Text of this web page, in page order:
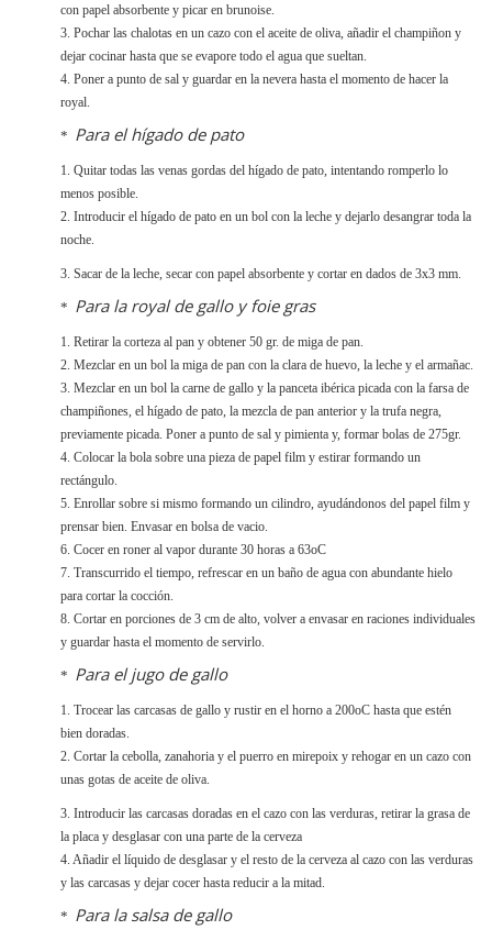
con papel absorbente y picar en brunoise.
3. Pochar las chalotas en un cazo con el aceite de oliva, añadir el champiñon y
dejar cocinar hasta que se evapore todo el agua que sueltan.
4. Poner a punto de sal y guardar en la nevera hasta el momento de hacer la
royal.
* Para el hígado de pato
1. Quitar todas las venas gordas del hígado de pato, intentando romperlo lo
menos posible.
2. Introducir el hígado de pato en un bol con la leche y dejarlo desangrar toda la
noche.
3. Sacar de la leche, secar con papel absorbente y cortar en dados de 3x3 mm.
* Para la royal de gallo y foie gras
1. Retirar la corteza al pan y obtener 50 gr. de miga de pan.
2. Mezclar en un bol la miga de pan con la clara de huevo, la leche y el armañac.
3. Mezclar en un bol la carne de gallo y la panceta ibérica picada con la farsa de
champiñones, el hígado de pato, la mezcla de pan anterior y la trufa negra,
previamente picada. Poner a punto de sal y pimienta y, formar bolas de 275gr.
4. Colocar la bola sobre una pieza de papel film y estirar formando un
rectángulo.
5. Enrollar sobre si mismo formando un cilindro, ayudándonos del papel film y
prensar bien. Envasar en bolsa de vacio.
6. Cocer en roner al vapor durante 30 horas a 63oC
7. Transcurrido el tiempo, refrescar en un baño de agua con abundante hielo
para cortar la cocción.
8. Cortar en porciones de 3 cm de alto, volver a envasar en raciones individuales
y guardar hasta el momento de servirlo.
* Para el jugo de gallo
1. Trocear las carcasas de gallo y rustir en el horno a 200oC hasta que estén
bien doradas.
2. Cortar la cebolla, zanahoria y el puerro en mirepoix y rehogar en un cazo con
unas gotas de aceite de oliva.
3. Introducir las carcasas doradas en el cazo con las verduras, retirar la grasa de
la placa y desglasar con una parte de la cerveza
4. Añadir el líquido de desglasar y el resto de la cerveza al cazo con las verduras
y las carcasas y dejar cocer hasta reducir a la mitad.
* Para la salsa de gallo